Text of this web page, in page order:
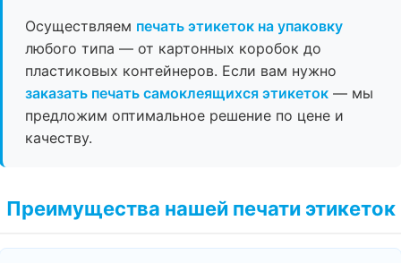
Осуществляем печать этикеток на упаковку
любого типа — от картонных коробок до
пластиковых контейнеров. Если вам нужно
заказать печать самоклеящихся этикеток — мы
предложим оптимальное решение по цене и
качеству.
Преимущества нашей печати этикеток